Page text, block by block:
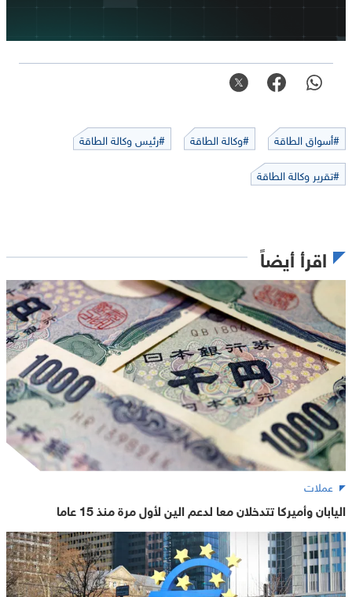
#أسواق الطاقة #وكالة الطاقة
#رئيس وكالة الطاقة
#تقرير وكالة الطاقة
اقرأ أيضاً
عملات
اليابان وأميركا تتدخلان معا لدعم الين لأول مرة منذ 15 عاما